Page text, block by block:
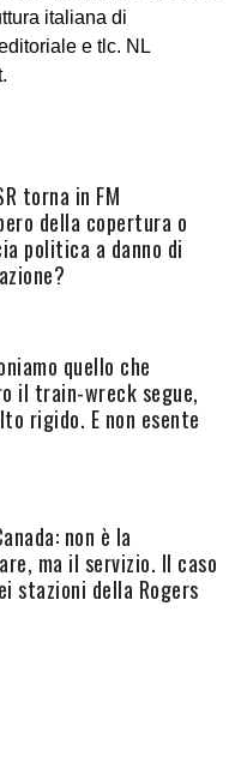
italiana di
e tlc. NL
torna in FM
della copertura o
politica a danno di
quello che
il train-wreck segue,
rigido. E non esente
non è la
ma il servizio. Il caso
stazioni della Rogers